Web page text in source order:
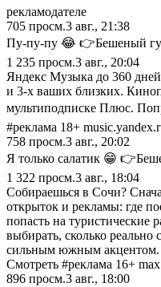
рекламодателе
705 просм.3 авг., 21:38
Пу-пу-пу 😂 👉Бешеный
1 235 просм.3 авг., 20:04
Яндекс Музыка до 360
и 3-х ваших близких.
мультиподписке Плюс.
#реклама 18+
758 просм.3 авг., 20:02
Я только салатик 😁
1 322 просм.3 авг., 18:04
Собираешься в Сочи?
открыток и рекламы: где
попасть на туристические
выбирать, сколько реально
сильным южным акцентом.
Смотреть #реклама 16+
896 просм.3 авг., 18:00